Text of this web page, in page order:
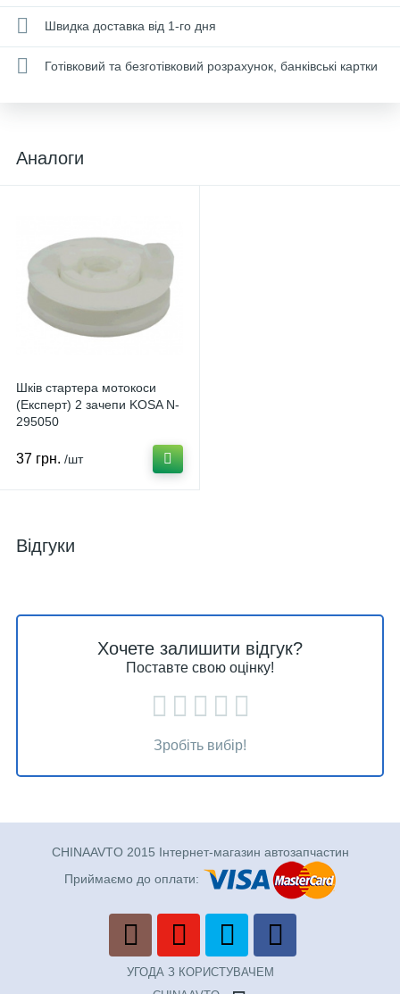
Швидка доставка від 1-го дня
Готівковий та безготівковий розрахунок, банківські картки
Аналоги
Шків стартера мотокоси
(Експерт) 2 зачепи KOSA N-
295050
37 грн. /шт
Відгуки
Хочете залишити відгук?
Поставте свою оцінку!
Зробіть вибір!
CHINAAVTO 2015 Інтернет-магазин автозапчастин
Приймаємо до оплати:
УГОДА З КОРИСТУВАЧЕМ